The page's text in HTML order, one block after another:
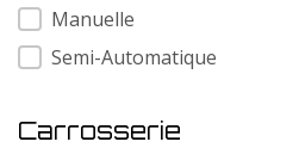
Manuelle
Semi-Automatique
Carrosserie